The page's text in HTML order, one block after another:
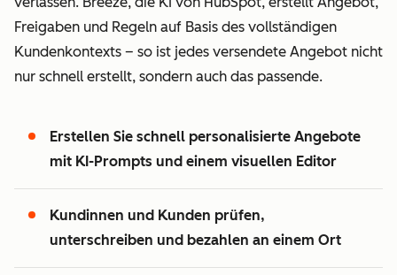
Freigaben und Regeln auf Basis des vollständigen
Kundenkontexts – so ist jedes versendete Angebot nicht
nur schnell erstellt, sondern auch das passende.
Erstellen Sie schnell personalisierte Angebote
mit KI-Prompts und einem visuellen Editor
Kundinnen und Kunden prüfen,
unterschreiben und bezahlen an einem Ort